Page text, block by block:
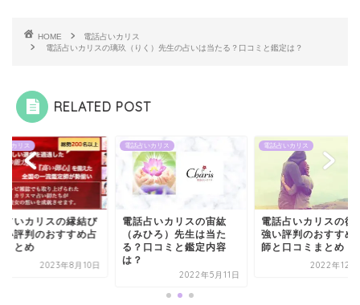
HOME
電話占いカリス
電話占いカリスの璃玖（りく）先生の占いは当たる？口コミと鑑定は？
RELATED POST
いカリス
占いカリスの縁結び
い評判のおすすめ占
まとめ
2023年8月10日
電話占いカリス
電話占いカリスの宙紘
（みひろ）先生は当た
る？口コミと鑑定内容
は？
2022年5月11日
電話占いカリス
電話占いカリスの復
強い評判のおすすめ
師と口コミまとめ
2022年12